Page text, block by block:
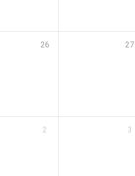
26 27
2 3